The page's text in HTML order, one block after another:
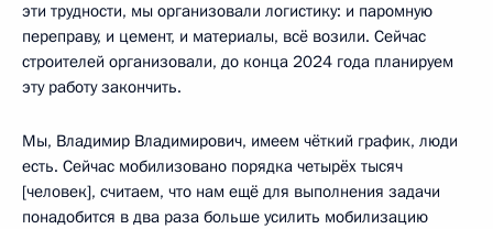
эти трудности, мы организовали логистику: и паромную
переправу, и цемент, и материалы, всё возили. Сейчас
строителей организовали, до конца 2024 года планируем
эту работу закончить.
Мы, Владимир Владимирович, имеем чёткий график, люди
есть. Сейчас мобилизовано порядка четырёх тысяч
[человек], считаем, что нам ещё для выполнения задачи
понадобится в два раза больше усилить мобилизацию